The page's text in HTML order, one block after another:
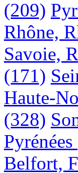
(209)
Rhône,
Savoie,
(171)
Haute-
(328)
Pyrénées
Belfort,